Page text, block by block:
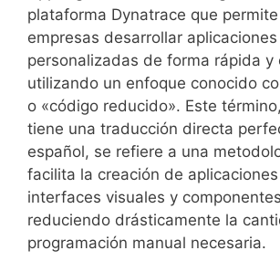
plataforma Dynatrace que
empresas desarrollar aplicaciones
personalizadas de forma rápida y
utilizando un enfoque conocido
o «código reducido». Este
tiene una traducción directa
español, se refiere a una
facilita la creación de
interfaces visuales y
reduciendo drásticamente la
programación manual necesaria.